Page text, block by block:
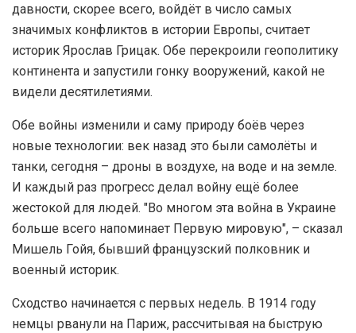
давности, скорее всего, войдёт в число самых
значимых конфликтов в истории Европы, считает
историк Ярослав Грицак. Обе перекроили геополитику
континента и запустили гонку вооружений, какой не
видели десятилетиями.
Обе войны изменили и саму природу боёв через
новые технологии: век назад это были самолёты и
танки, сегодня – дроны в воздухе, на воде и на земле.
И каждый раз прогресс делал войну ещё более
жестокой для людей. "Во многом эта война в Украине
больше всего напоминает Первую мировую", – сказал
Мишель Гойя, бывший французский полковник и
военный историк.
Сходство начинается с первых недель. В 1914 году
немцы рванули на Париж, рассчитывая на быструю